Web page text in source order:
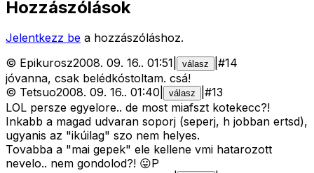
Hozzászólások
Jelentkezz be a hozzászóláshoz.
© Epikurosz2008. 09. 16.. 01:51 válasz #14
jóvanna, csak belédkóstoltam. csá!
© Tetsuo2008. 09. 16.. 01:40 válasz #13
LOL persze egyelore.. de most miafszt kotekecc?!
Inkabb a magad udvaran soporj (seperj, h jobban ertsd),
ugyanis az "ikúilag" szo nem helyes.
Tovabba a "mai gepek" ele kellene vmi hatarozott
nevelo.. nem gondolod?! 😛P